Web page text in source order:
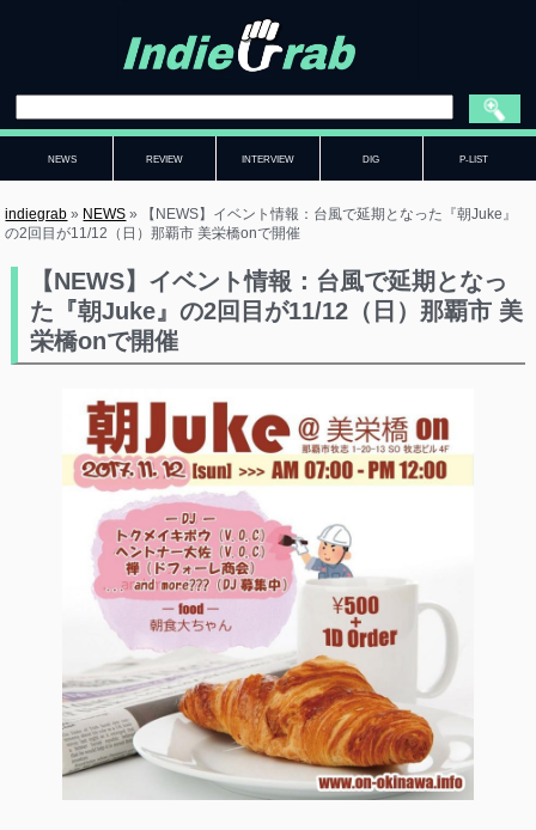
NEWS REVIEW INTERVIEW DIG P-LIST
indiegrab » NEWS »
【NEWS】イベント情報：台風で延期となった『朝Juke』
の2回目が11/12（日）那覇市 美栄橋onで開催
【NEWS】イベント情報：台風で延期となっ
た『朝Juke』の2回目が11/12（日）那覇市 美
栄橋onで開催